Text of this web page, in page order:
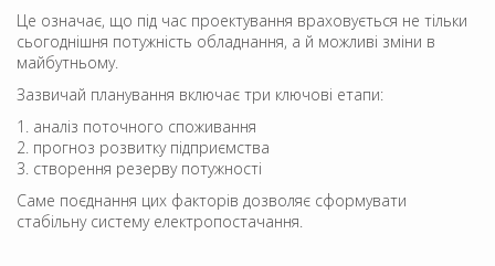
Це означає, що під час проектування враховується не тільки
сьогоднішня потужність обладнання, а й можливі зміни в
майбутньому.
Зазвичай планування включає три ключові етапи:
аналіз поточного споживання
прогноз розвитку підприємства
створення резерву потужності
Саме поєднання цих факторів дозволяє сформувати
стабільну систему електропостачання.